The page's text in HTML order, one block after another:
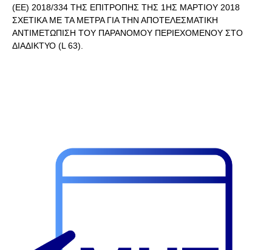
(ΕΕ) 2018/334 ΤΗΣ ΕΠΙΤΡΟΠΗΣ ΤΗΣ 1ΗΣ ΜΑΡΤΙΟΥ 2018
ΣΧΕΤΙΚΑ ΜΕ ΤΑ ΜΕΤΡΑ ΓΙΑ ΤΗΝ ΑΠΟΤΕΛΕΣΜΑΤΙΚΗ
ΑΝΤΙΜΕΤΩΠΙΣΗ ΤΟΥ ΠΑΡΑΝΟΜΟΥ ΠΕΡΙΕΧΟΜΕΝΟΥ ΣΤΟ
ΔΙΑΔΙΚΤΥΟ (L 63).